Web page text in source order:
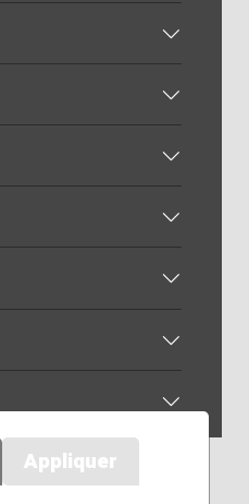
Appliquer